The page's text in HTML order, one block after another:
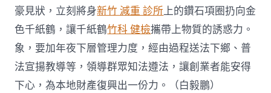
豪見狀，立刻將身新竹 減重 診所上的鑽石項圈扔向金
色千紙鶴，讓千紙鶴竹科 健檢攜帶上物質的誘惑力。
象，要加年夜下層管理力度，經由過程送法下鄉、普
法宣揚教導等，領導群眾知法遵法，讓創業者能安得
下心，為本地財產復興出一份力。（白毅鵬）